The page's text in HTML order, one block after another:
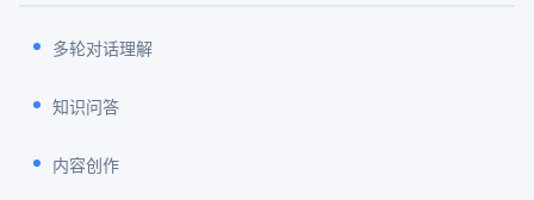
多轮对话理解
知识问答
内容创作